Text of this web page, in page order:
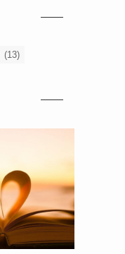
(13)